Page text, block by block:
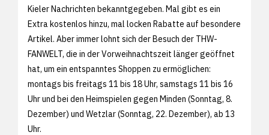
Kieler Nachrichten bekanntgegeben. Mal gibt es ein
Extra kostenlos hinzu, mal locken Rabatte auf besondere
Artikel. Aber immer lohnt sich der Besuch der THW-
FANWELT, die in der Vorweihnachtszeit länger geöffnet
hat, um ein entspanntes Shoppen zu ermöglichen:
montags bis freitags 11 bis 18 Uhr, samstags 11 bis 16
Uhr und bei den Heimspielen gegen Minden (Sonntag, 8.
Dezember) und Wetzlar (Sonntag, 22. Dezember), ab 13
Uhr.